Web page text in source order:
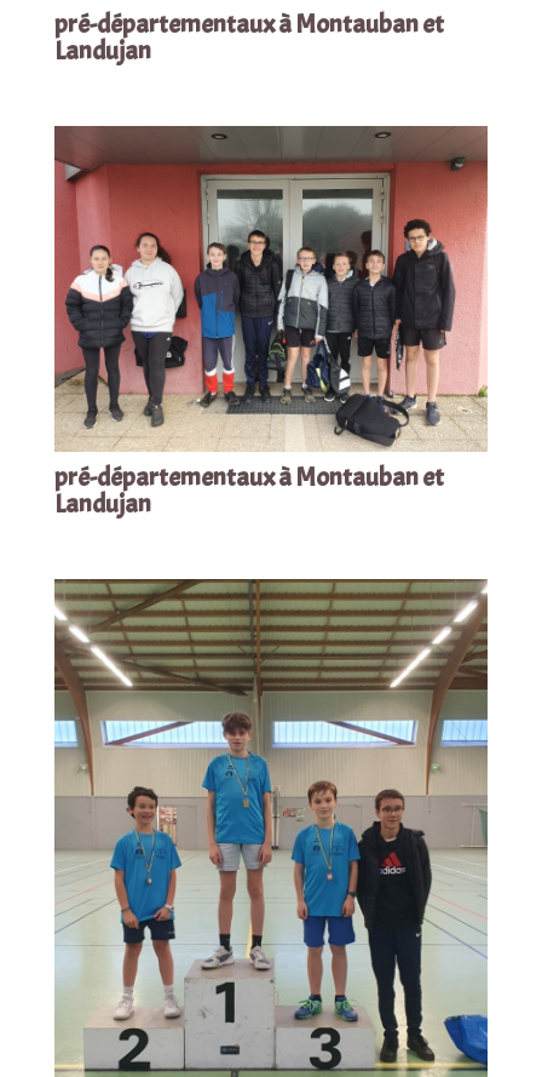
pré-départementaux à Montauban et
Landujan
pré-départementaux à Montauban et
Landujan